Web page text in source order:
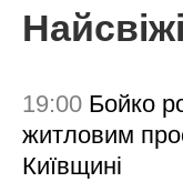
19:00 Бойко
житловим
Київщині